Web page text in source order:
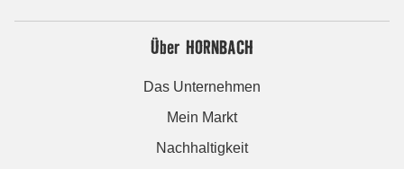
Über HORNBACH
Das Unternehmen
Mein Markt
Nachhaltigkeit